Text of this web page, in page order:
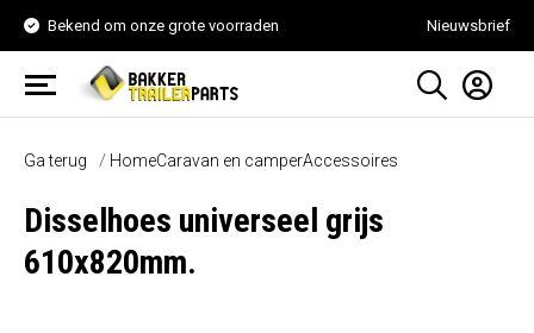
Bekend om onze grote voorraden Nieuwsbrief
Ga terug HomeCaravan en camperAccessoires
Disselhoes universeel grijs
610x820mm.